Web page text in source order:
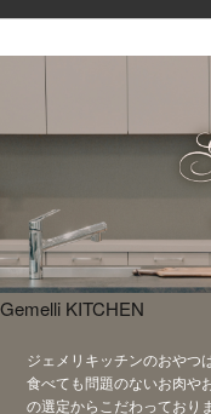
Gemelli KITCHEN
ジェメリキッチンのおやつは
食べても問題のないお肉や
の選定からこだわっておりま